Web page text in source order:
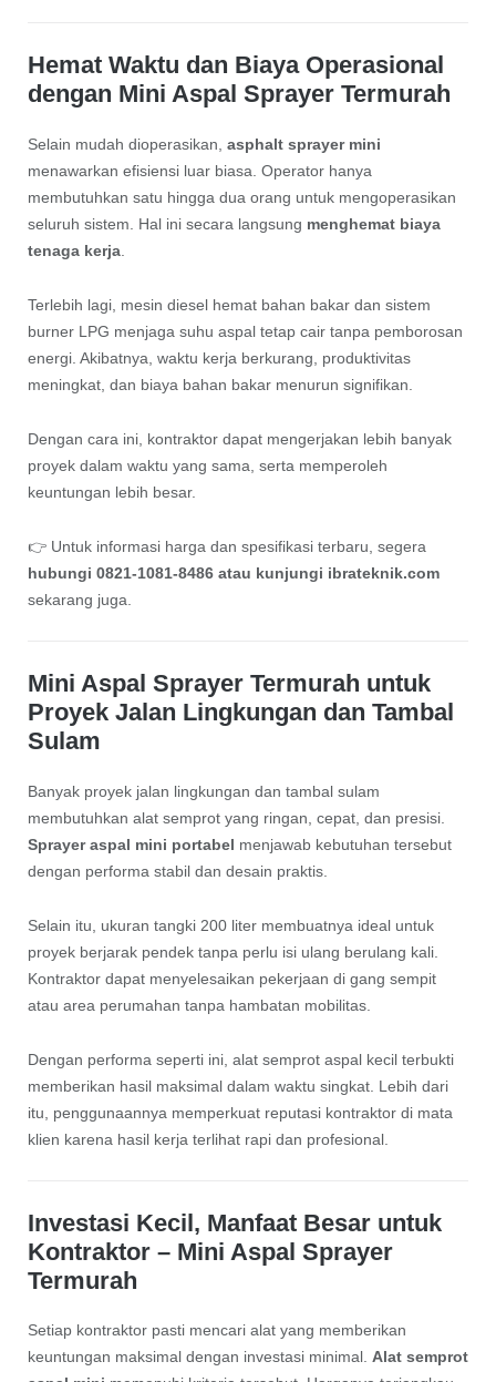
Hemat Waktu dan Biaya Operasional
dengan Mini Aspal Sprayer Termurah
Selain mudah dioperasikan, asphalt sprayer mini
menawarkan efisiensi luar biasa. Operator hanya
membutuhkan satu hingga dua orang untuk mengoperasikan
seluruh sistem. Hal ini secara langsung menghemat biaya
tenaga kerja.
Terlebih lagi, mesin diesel hemat bahan bakar dan sistem
burner LPG menjaga suhu aspal tetap cair tanpa pemborosan
energi. Akibatnya, waktu kerja berkurang, produktivitas
meningkat, dan biaya bahan bakar menurun signifikan.
Dengan cara ini, kontraktor dapat mengerjakan lebih banyak
proyek dalam waktu yang sama, serta memperoleh
keuntungan lebih besar.
👉 Untuk informasi harga dan spesifikasi terbaru, segera
hubungi 0821-1081-8486 atau kunjungi ibrateknik.com
sekarang juga.
Mini Aspal Sprayer Termurah untuk
Proyek Jalan Lingkungan dan Tambal
Sulam
Banyak proyek jalan lingkungan dan tambal sulam
membutuhkan alat semprot yang ringan, cepat, dan presisi.
Sprayer aspal mini portabel menjawab kebutuhan tersebut
dengan performa stabil dan desain praktis.
Selain itu, ukuran tangki 200 liter membuatnya ideal untuk
proyek berjarak pendek tanpa perlu isi ulang berulang kali.
Kontraktor dapat menyelesaikan pekerjaan di gang sempit
atau area perumahan tanpa hambatan mobilitas.
Dengan performa seperti ini, alat semprot aspal kecil terbukti
memberikan hasil maksimal dalam waktu singkat. Lebih dari
itu, penggunaannya memperkuat reputasi kontraktor di mata
klien karena hasil kerja terlihat rapi dan profesional.
Investasi Kecil, Manfaat Besar untuk
Kontraktor – Mini Aspal Sprayer
Termurah
Setiap kontraktor pasti mencari alat yang memberikan
keuntungan maksimal dengan investasi minimal. Alat semprot